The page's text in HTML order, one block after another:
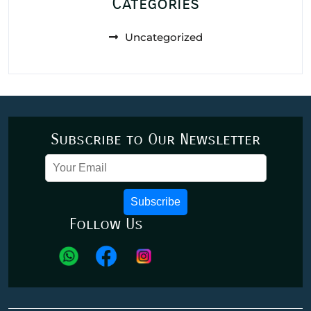
Uncategorized
Subscribe to Our Newsletter
Subscribe
Follow Us